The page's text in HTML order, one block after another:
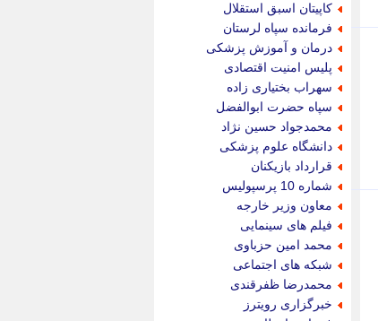
کاپیتان اسبق استقلال
فرمانده سپاه لرستان
درمان و آموزش پزشکی
پلیس امنیت اقتصادی
سهراب بختیاری زاده
سپاه حضرت ابوالفضل
محمدجواد حسین نژاد
دانشگاه علوم پزشکی
قرارداد بازیکنان
شماره 10 پرسپولیس
معاون وزیر خارجه
فیلم های سینمایی
محمد امین حزباوی
شبکه های اجتماعی
محمدرضا ظفرقندی
خبرگزاری رویترز